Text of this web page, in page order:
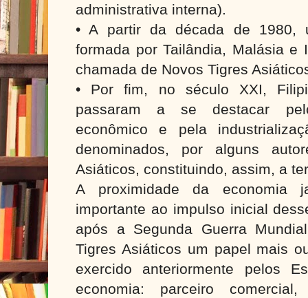
administrativa interna).
• A partir da década de 1980,
formada por Tailândia, Malásia e
chamada de Novos Tigres
• Por fim, no século XXI,
passaram a se destacar
econômico e pela
denominados, por alguns
Asiáticos, constituindo, assim, a
A proximidade da economia
importante ao impulso inicial
após a Segunda Guerra
Tigres Asiáticos um papel mais
exercido anteriormente pelos
economia: parceiro